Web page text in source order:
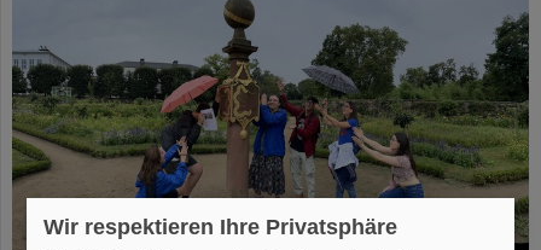
Wir respektieren Ihre Privatsphäre